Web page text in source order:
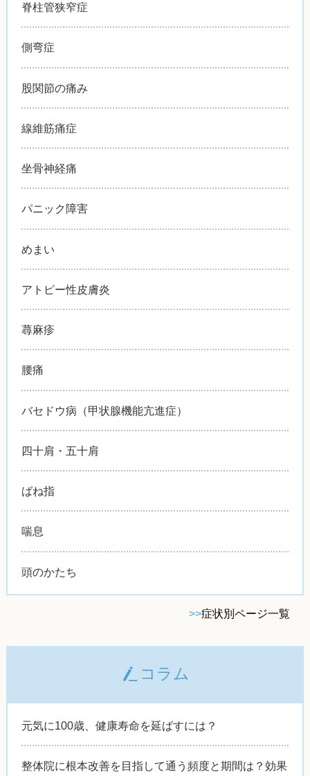
脊柱管狭窄症
側弯症
股関節の痛み
線維筋痛症
坐骨神経痛
パニック障害
めまい
アトピー性皮膚炎
蕁麻疹
腰痛
バセドウ病（甲状腺機能亢進症）
四十肩・五十肩
ばね指
喘息
頭のかたち
>>症状別ページ一覧
コラム
元気に100歳、健康寿命を延ばすには？
整体院に根本改善を目指して通う頻度と期間は？効果